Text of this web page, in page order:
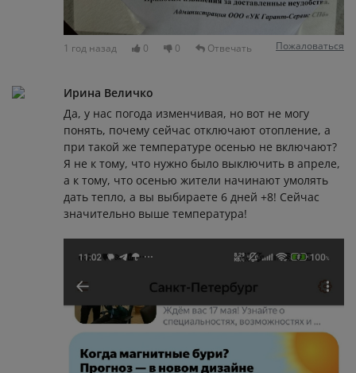
1 год назад 0 0 Отвечать Пожаловаться
Ирина Величко
Да, у нас погода изменчивая, но вот не могу
понять, почему сейчас отключают отопление, а
при такой же температуре осенью не включают?
Я не к тому, что нужно было выключить в апреле,
а к тому, что осенью жители начинают умолять
дать тепло, а вы выбираете 6 дней +8! Сейчас
значительно выше температура!